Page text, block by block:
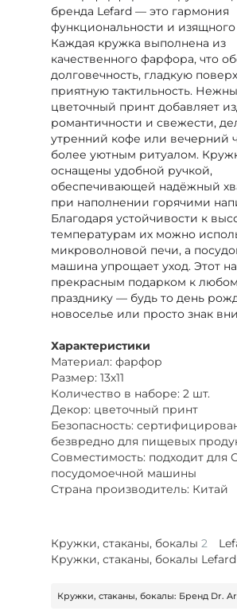
бренда Lefard — это гармония
функциональности и изящного
Каждая кружка выполнена из
качественного фарфора, что
долговечность, гладкую
приятную тактильность.
цветочный принт добавляет
романтичности и свежести,
утренний кофе или вечерний
более уютным ритуалом.
оснащены удобной ручкой,
обеспечивающей надёжный
при наполнении горячими
Благодаря устойчивости к
температурам их можно
микроволновой печи, а
машина упрощает уход. Этот
прекрасным подарком к
празднику — будь то день
новоселье или просто знак
Характеристики
Материал: фарфор
Размер: 13х11
Количество в наборе: 2 шт.
Декор: цветочный принт
Безопасность:
безвредно для пищевых
Совместимость: подходит для
посудомоечной машины
Страна производитель: Китай
Кружки, стаканы, бокалы 2
Кружки, стаканы, бокалы Lefard
Кружки, стаканы, бокалы: Бренд Dr.